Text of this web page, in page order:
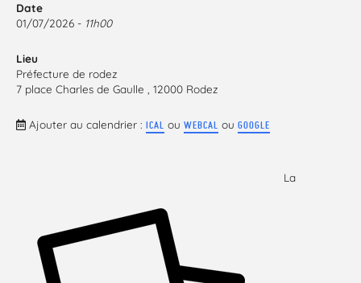
Date
01/07/2026 - 11h00
Lieu
Préfecture de rodez
7 place Charles de Gaulle , 12000 Rodez
Ajouter au calendrier : ICAL ou WEBCAL ou GOOGLE
La